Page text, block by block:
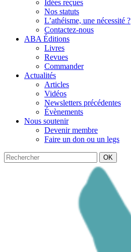
Idées reçues
Nos statuts
L’athéisme, une nécessité ?
Contactez-nous
ABA Éditions
Livres
Revues
Commander
Actualités
Articles
Vidéos
Newsletters précédentes
Évènements
Nous soutenir
Devenir membre
Faire un don ou un legs
OK